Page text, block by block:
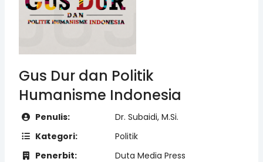
Gus Dur dan Politik
Humanisme Indonesia
Penulis:
Dr. Subaidi, M.Si.
Kategori:
Politik
Penerbit:
Duta Media Press